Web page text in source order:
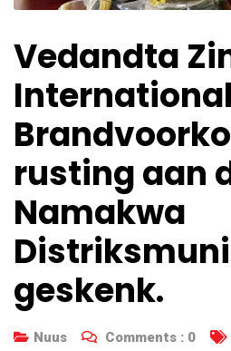
Vedandta
rusting aan
Namakwa
geskenk.
Nuus Comments : 0